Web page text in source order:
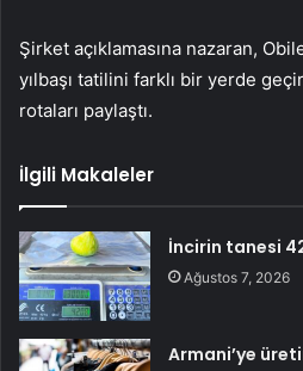
Şirket açıklamasına nazaran,
yılbaşı tatilini farklı bir yerde
rotaları paylaştı.
İlgili Makaleler
İncirin tanesi
Ağustos 7, 2026
Armani’ye